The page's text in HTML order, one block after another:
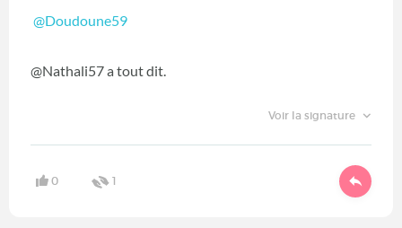
@Doudoune59
@Nathali57 a tout dit.
Voir la signature
0 1